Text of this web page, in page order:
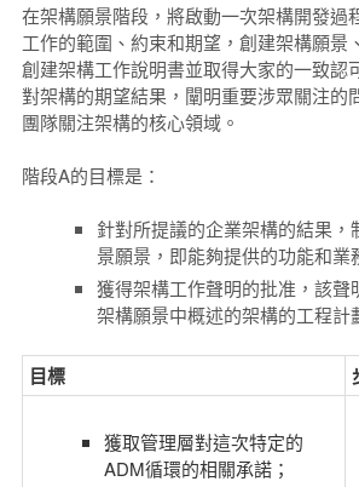
在架構願景階段，將啟動一次架構開發過
工作的範圍、約束和期望，創建架構願景
創建架構工作說明書並取得大家的一致認
對架構的期望結果，闡明重要涉眾關注的
團隊關注架構的核心領域。
階段A的目標是：
針對所提議的企業架構的結果，
景願景，即能夠提供的功能和業
獲得架構工作聲明的批准，該聲
架構願景中概述的架構的工程計
目標
獲取管理層對這次特定的
ADM循環的相關承諾；